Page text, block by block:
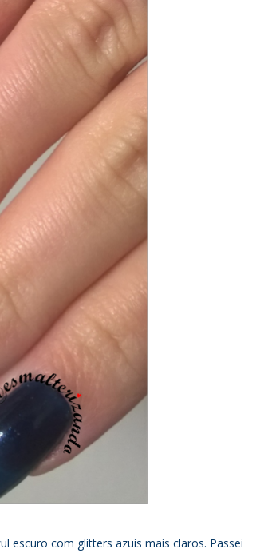
escuro com glitters azuis mais claros. Passei